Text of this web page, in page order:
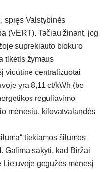
spręs Valstybinės
(VERT). Tačiau žinant, jog
suprekiauto biokuro
tikėtis žymaus
vidutinė centralizuotai
yra 8,11 ct/kWh (be
reguliavimo
mėnesiu, kilovatvalandės
tiekiamos šilumos
Galima sakyti, kad Biržai
gegužės mėnesį